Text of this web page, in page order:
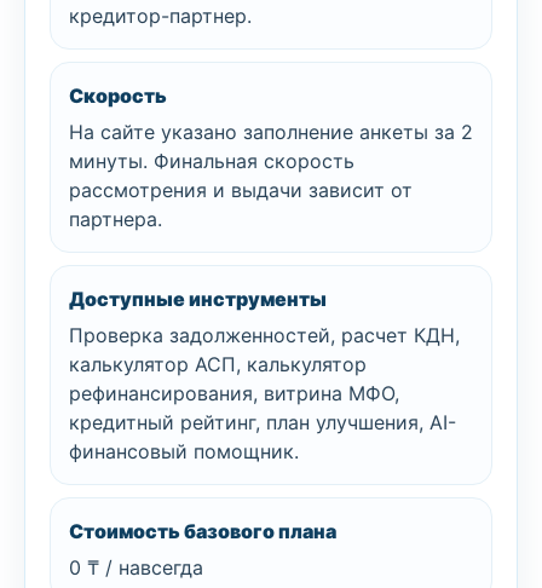
кредитор-партнер.
Скорость
На сайте указано заполнение анкеты за 2
минуты. Финальная скорость
рассмотрения и выдачи зависит от
партнера.
Доступные инструменты
Проверка задолженностей, расчет КДН,
калькулятор АСП, калькулятор
рефинансирования, витрина МФО,
кредитный рейтинг, план улучшения, AI-
финансовый помощник.
Стоимость базового плана
0 ₸ / навсегда